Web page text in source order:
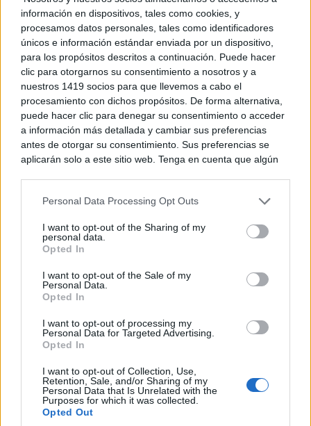
información en dispositivos, tales como cookies, y
procesamos datos personales, tales como identificadores
únicos e información estándar enviada por un dispositivo,
para los propósitos descritos a continuación. Puede hacer
clic para otorgarnos su consentimiento a nosotros y a
nuestros 1419 socios para que llevemos a cabo el
procesamiento con dichos propósitos. De forma alternativa,
puede hacer clic para denegar su consentimiento o acceder
a información más detallada y cambiar sus preferencias
antes de otorgar su consentimiento. Sus preferencias se
aplicarán solo a este sitio web. Tenga en cuenta que algún
rechazar tal procesamiento. Puede cambiar sus preferencias
a este sitio y haciendo clic en el botón "Privacidad" en la
parte inferior de la página web.
Please note that this website/app uses one or more Google
services and may gather and store information including but
not limited to your visit or usage behaviour. You may click to
use your data for below specified purposes in below Google
consent section.
Personal Data Processing Opt Outs
I want to opt-out of the Sharing of my
personal data.
Opted In
I want to opt-out of the Sale of my
Personal Data.
Opted In
I want to opt-out of processing my
Personal Data for Targeted Advertising.
Opted In
I want to opt-out of Collection, Use,
Retention, Sale, and/or Sharing of my
Personal Data that Is Unrelated with the
Purposes for which it was collected.
Opted Out
Corepunk MMORPG
Un verdadero MMORPG de la vieja escuela ¡Cómo los
de antes, pero mejor!
¿Por qué se contagia?
La ciencia explica por qué el bostezo es contagioso